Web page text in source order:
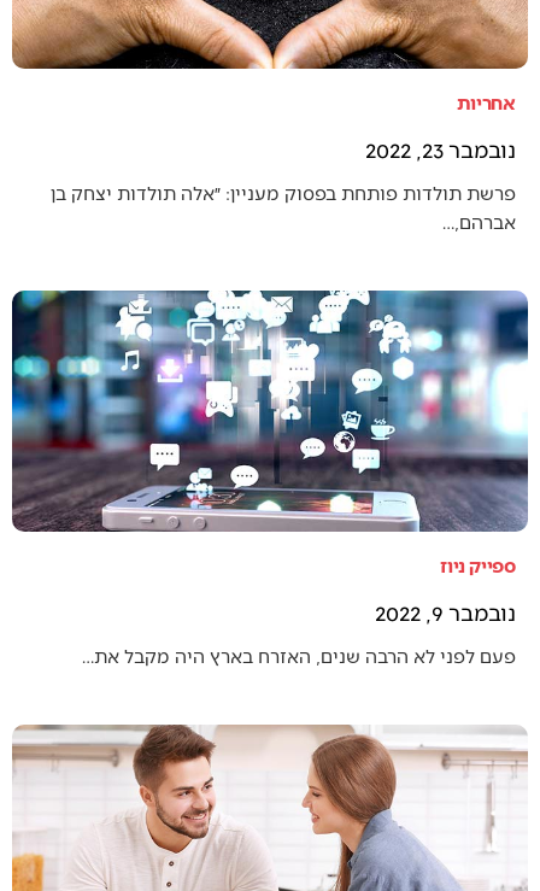
אחריות
נובמבר 23, 2022
פרשת תולדות פותחת בפסוק מעניין: ״אלה תולדות יצחק בן
אברהם,…
ספייק ניוז
נובמבר 9, 2022
פעם לפני לא הרבה שנים, האזרח בארץ היה מקבל את…